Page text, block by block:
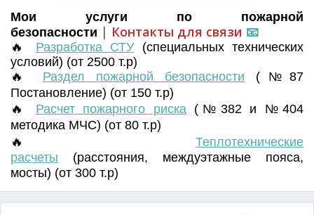
Мои услуги по пожарной
безопасности | Контакты для связи 📧
🔥 Разработка СТУ (специальных технических
условий) (от 2500 т.р)
🔥 Раздел пожарной безопасности (№87
Постановление) (от 150 т.р)
🔥 Расчет пожарного риска(№382 и №404
методика МЧС) (от 80 т.р)
🔥 Теплотехнические
расчеты (расстояния, междуэтажные пояса,
мосты) (от 300 т.р)